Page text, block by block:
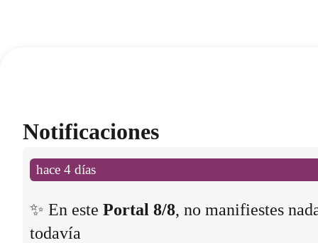
Notificaciones
hace 4 días
✨ En este Portal 8/8, no manifiestes
todavía